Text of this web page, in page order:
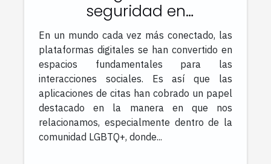
seguridad en
aplicaciones de citas
para la comunidad
LGBTQ+: guía de buenas
prácticas
En un mundo cada vez más conectado, las
plataformas digitales se han convertido en
espacios fundamentales para las
interacciones sociales. Es así que las
aplicaciones de citas han cobrado un papel
destacado en la manera en que nos
relacionamos, especialmente dentro de la
comunidad LGBTQ+, donde...